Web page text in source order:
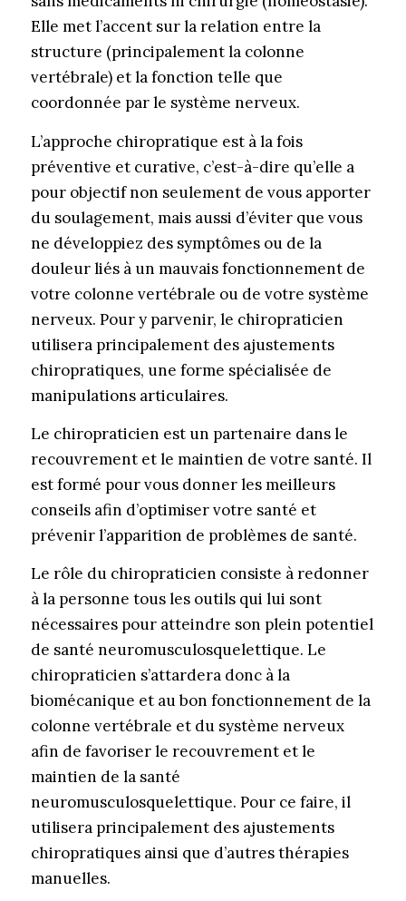
Elle met l’accent sur la relation entre la
structure (principalement la colonne
vertébrale) et la fonction telle que
coordonnée par le système nerveux.
L’approche chiropratique est à la fois
préventive et curative, c’est-à-dire qu’elle a
pour objectif non seulement de vous apporter
du soulagement, mais aussi d’éviter que vous
ne développiez des symptômes ou de la
douleur liés à un mauvais fonctionnement de
votre colonne vertébrale ou de votre système
nerveux. Pour y parvenir, le chiropraticien
utilisera principalement des ajustements
chiropratiques, une forme spécialisée de
manipulations articulaires.
Le chiropraticien est un partenaire dans le
recouvrement et le maintien de votre santé. Il
est formé pour vous donner les meilleurs
conseils afin d’optimiser votre santé et
prévenir l’apparition de problèmes de santé.
Le rôle du chiropraticien consiste à redonner
à la personne tous les outils qui lui sont
nécessaires pour atteindre son plein potentiel
de santé neuromusculosquelettique. Le
chiropraticien s’attardera donc à la
biomécanique et au bon fonctionnement de la
colonne vertébrale et du système nerveux
afin de favoriser le recouvrement et le
maintien de la santé
neuromusculosquelettique. Pour ce faire, il
utilisera principalement des ajustements
chiropratiques ainsi que d’autres thérapies
manuelles.